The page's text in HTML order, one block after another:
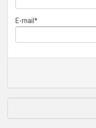
E-mail*